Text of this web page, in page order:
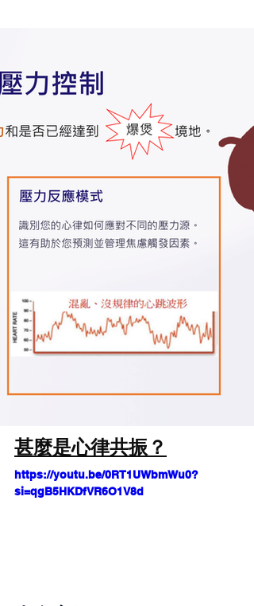
甚麼是心律共振？
https://youtu.be/0RT1UWbmWu0?
si=qgB5HKDfVR6O1V8d